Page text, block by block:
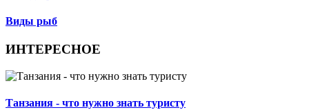
Виды рыб
ИНТЕРЕСНОЕ
Танзания - что нужно знать туристу